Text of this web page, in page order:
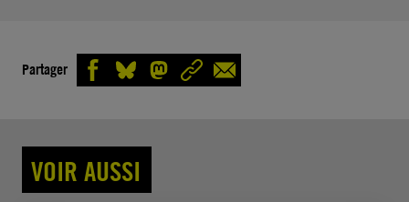
Partager
VOIR AUSSI